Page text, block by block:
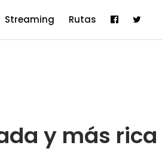
Streaming Rutas
y más rica